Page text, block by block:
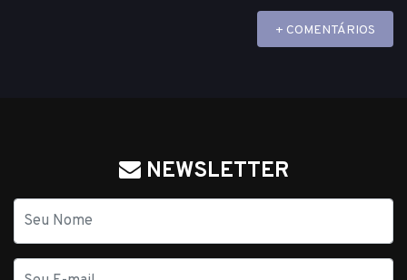
+ COMENTÁRIOS
NEWSLETTER